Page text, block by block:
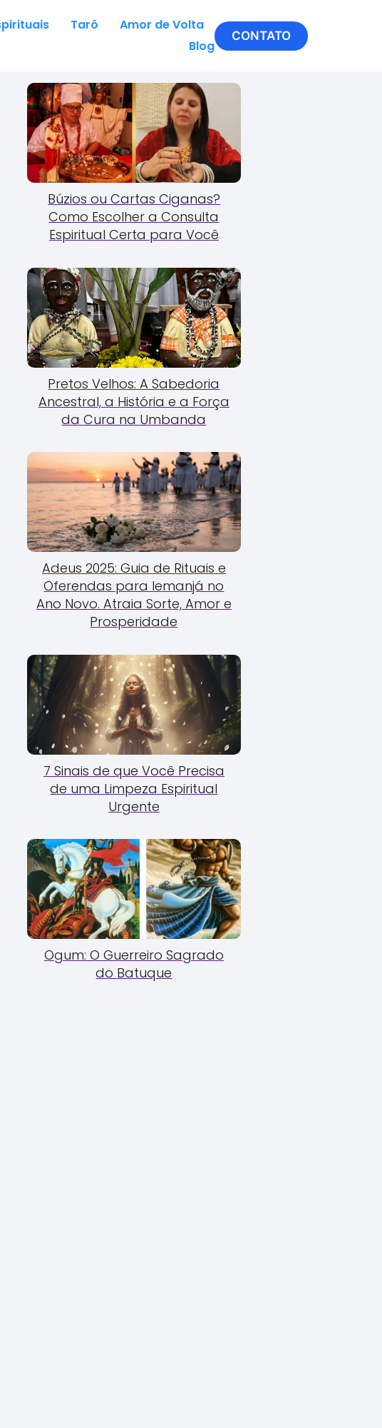
Tarô
Amor de Volta
Blog
CONTATO
Búzios ou Cartas Ciganas?
Como Escolher a Consulta
Espiritual Certa para Você
Pretos Velhos: A Sabedoria
Ancestral, a História e a Força
da Cura na Umbanda
Adeus 2025: Guia de Rituais e
Oferendas para Iemanjá no
Ano Novo. Atraia Sorte, Amor e
Prosperidade
7 Sinais de que Você Precisa
de uma Limpeza Espiritual
Urgente
Ogum: O Guerreiro Sagrado
do Batuque